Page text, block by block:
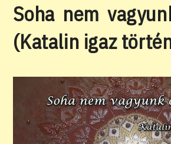
Soha nem
(Katalin igaz